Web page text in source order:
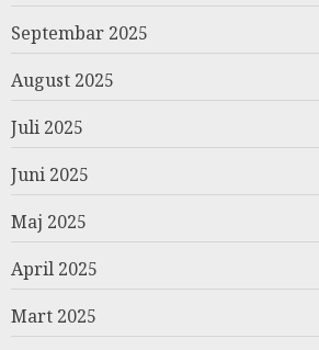
Septembar 2025
August 2025
Juli 2025
Juni 2025
Maj 2025
April 2025
Mart 2025